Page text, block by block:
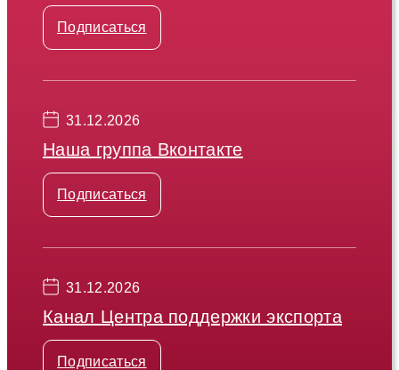
Подписаться
31.12.2026
Наша группа Вконтакте
Подписаться
31.12.2026
Канал Центра поддержки экспорта
Подписаться